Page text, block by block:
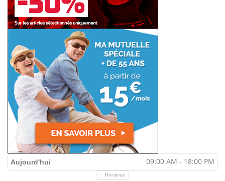
Aujourd'hui 09:00 AM - 18:00 PM
Horaires